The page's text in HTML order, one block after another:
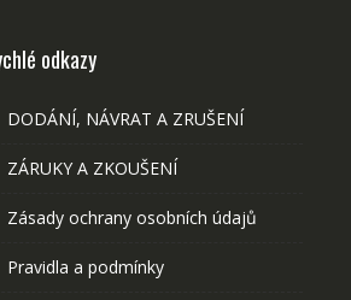
odkazy
DODÁNÍ, NÁVRAT A ZRUŠENÍ
ZÁRUKY A ZKOUŠENÍ
Zásady ochrany osobních údajů
Pravidla a podmínky